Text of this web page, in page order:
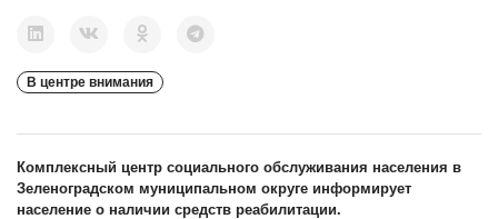
В центре внимания
Комплексный центр социального обслуживания населения в
Зеленоградском муниципальном округе информирует
население о наличии средств реабилитации.